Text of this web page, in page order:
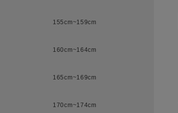
155cm~159cm
160cm~164cm
165cm~169cm
170cm~174cm